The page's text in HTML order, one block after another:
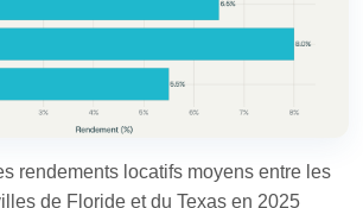
rendements locatifs moyens entre les
de Floride et du Texas en 2025